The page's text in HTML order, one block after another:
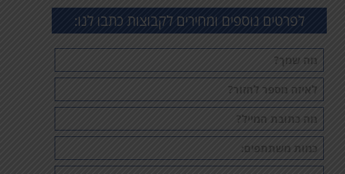
לפרטים נוספים ומחירים לקבוצות כתבו לנו:
מלא
טלפון
משתתפים